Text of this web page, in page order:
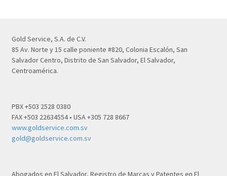
Gold Service, S.A. de C.V.
85 Av. Norte y 15 calle poniente #820, Colonia Escalón, San
Salvador Centro, Distrito de San Salvador, El Salvador,
Centroamérica.
PBX +503 2528 0380
FAX +503 22634554 • USA +305 728 8667
www.goldservice.com.sv
gold@goldservice.com.sv
Abogados en El Salvador, Registro de Marcas y Patentes en El